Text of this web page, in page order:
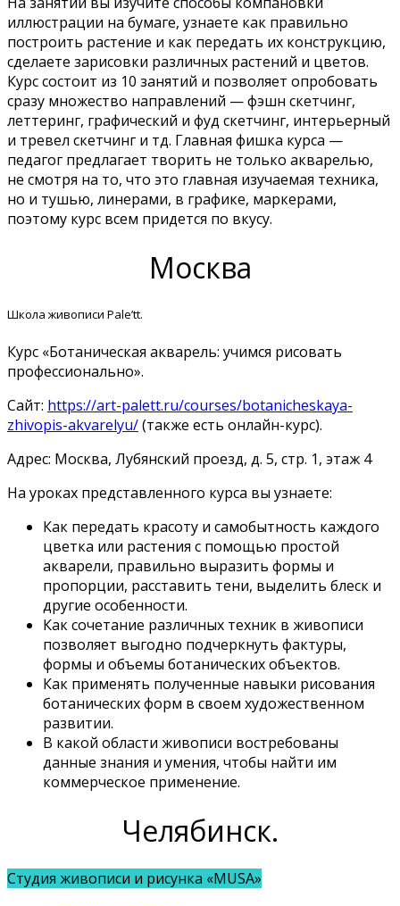
иллюстрации на бумаге, узнаете как правильно
построить растение и как передать их конструкцию,
сделаете зарисовки различных растений и цветов.
Курс состоит из 10 занятий и позволяет опробовать
сразу множество направлений — фэшн скетчинг,
леттеринг, графический и фуд скетчинг, интерьерный
и тревел скетчинг и тд. Главная фишка курса —
педагог предлагает творить не только акварелью,
не смотря на то, что это главная изучаемая техника,
но и тушью, линерами, в графике, маркерами,
поэтому курс всем придется по вкусу.
Москва
Школа живописи Pale’tt.
Курс «Ботаническая акварель: учимся рисовать
профессионально».
Сайт: https://art-palett.ru/courses/botanicheskaya-
zhivopis-akvarelyu/(также есть онлайн-курс).
Адрес: Москва, Лубянский проезд, д. 5, стр. 1, этаж 4
На уроках представленного курса вы узнаете:
Как передать красоту и самобытность каждого
цветка или растения с помощью простой
акварели, правильно выразить формы и
пропорции, расставить тени, выделить блеск и
другие особенности.
Как сочетание различных техник в живописи
позволяет выгодно подчеркнуть фактуры,
формы и объемы ботанических объектов.
Как применять полученные навыки рисования
ботанических форм в своем художественном
развитии.
В какой области живописи востребованы
данные знания и умения, чтобы найти им
коммерческое применение.
Челябинск.
Студия живописи и рисунка «MUSA»